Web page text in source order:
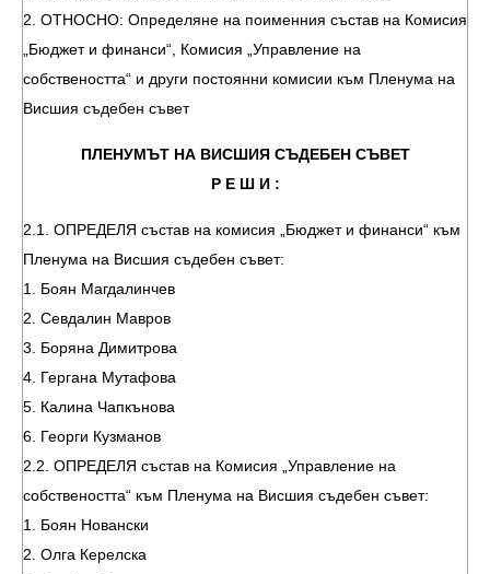
2. ОТНОСНО: Определяне на поименния състав на Комисия
„Бюджет и финанси“, Комисия „Управление на
собствеността“ и други постоянни комисии към Пленума на
Висшия съдебен съвет
ПЛЕНУМЪТ НА ВИСШИЯ СЪДЕБЕН СЪВЕТ
Р Е Ш И :
2.1. ОПРЕДЕЛЯ състав на комисия „Бюджет и финанси“ към
Пленума на Висшия съдебен съвет:
1. Боян Магдалинчев
2. Севдалин Мавров
3. Боряна Димитрова
4. Гергана Мутафова
5. Калина Чапкънова
6. Георги Кузманов
2.2. ОПРЕДЕЛЯ състав на Комисия „Управление на
собствеността“ към Пленума на Висшия съдебен съвет:
1. Боян Новански
2. Олга Керелска